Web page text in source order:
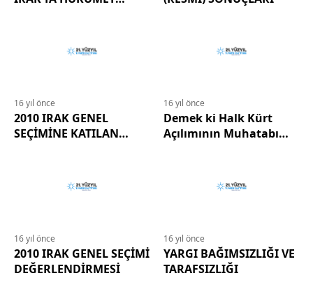
16 yıl önce
2010 IRAK GENEL
SEÇİMİNE KATILAN
DEĞERLENDİRMESİ
16 yıl önce
Demek ki Halk Kürt
Açılımının Muhatabı
16 yıl önce
2010 IRAK GENEL SEÇİMİ
DEĞERLENDİRMESİ
16 yıl önce
YARGI BAĞIMSIZLIĞI VE
TARAFSIZLIĞI